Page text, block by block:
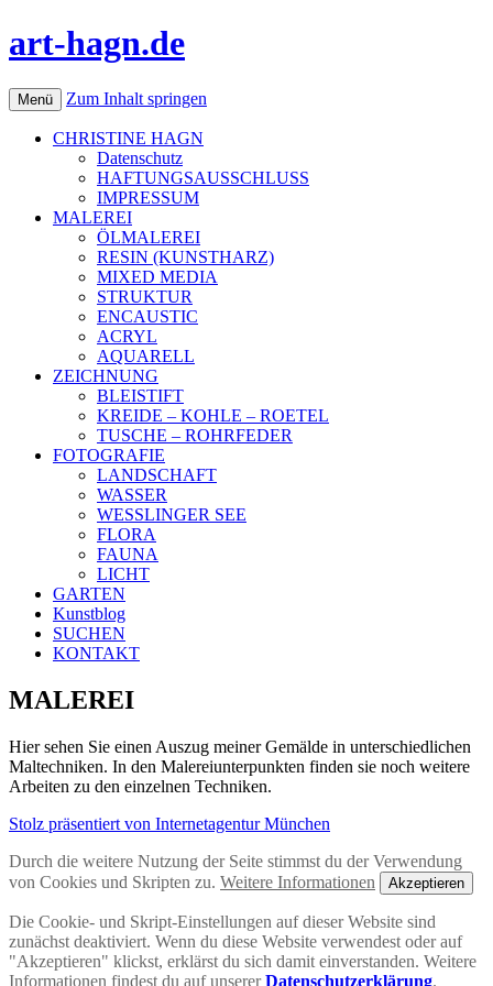
art-hagn.de
Menü Zum Inhalt springen
CHRISTINE HAGN
Datenschutz
HAFTUNGSAUSSCHLUSS
IMPRESSUM
MALEREI
ÖLMALEREI
RESIN (KUNSTHARZ)
MIXED MEDIA
STRUKTUR
ENCAUSTIC
ACRYL
AQUARELL
ZEICHNUNG
BLEISTIFT
KREIDE – KOHLE – ROETEL
TUSCHE – ROHRFEDER
FOTOGRAFIE
LANDSCHAFT
WASSER
WESSLINGER SEE
FLORA
FAUNA
LICHT
GARTEN
Kunstblog
SUCHEN
KONTAKT
MALEREI
Hier sehen Sie einen Auszug meiner Gemälde in unterschiedlichen
Maltechniken. In den Malereiunterpunkten finden sie noch weitere
Arbeiten zu den einzelnen Techniken.
Stolz präsentiert von Internetagentur München
Durch die weitere Nutzung der Seite stimmst du der Verwendung
von Cookies und Skripten zu. Weitere Informationen Akzeptieren
Die Cookie- und Skript-Einstellungen auf dieser Website sind
zunächst deaktiviert. Wenn du diese Website verwendest oder auf
"Akzeptieren" klickst, erklärst du sich damit einverstanden. Weitere
Informationen findest du auf unsererDatenschutzerklärung.